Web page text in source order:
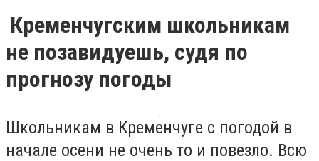
Кременчугским школьникам
не позавидуешь, судя по
прогнозу погоды
Школьникам в Кременчуге с погодой в
начале осени не очень то и повезло. Всю